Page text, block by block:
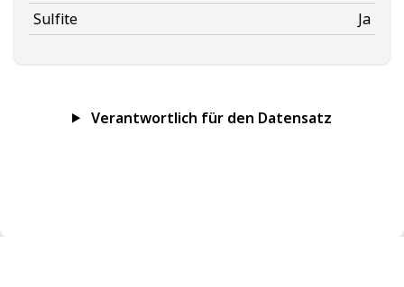
Sulfite Ja
Verantwortlich für den Datensatz